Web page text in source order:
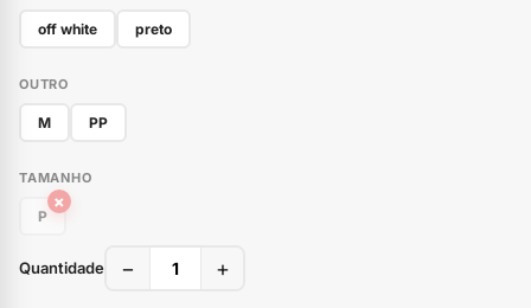
off white preto
OUTRO
M PP
TAMANHO
P
×
Quantidade − +